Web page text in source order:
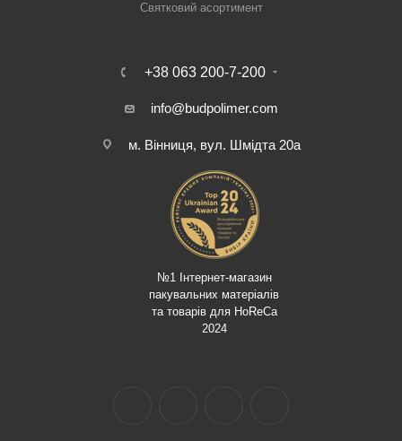
Святковий асортимент
+38 063 200-7-200
info@budpolimer.com
м. Вінниця, вул. Шмідта 20а
№1 Інтернет-магазин
пакувальних матеріалів
та товарів для HoReCa
2024